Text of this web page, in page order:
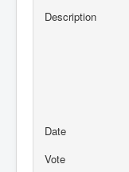
Description
Date
Vote